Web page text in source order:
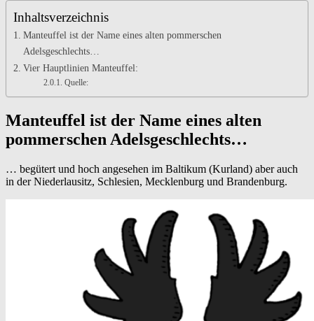
Inhaltsverzeichnis
Manteuffel ist der Name eines alten pommerschen
Adelsgeschlechts…
Vier Hauptlinien Manteuffel:
Quelle:
Manteuffel ist der Name eines alten
pommerschen Adelsgeschlechts…
… begütert und hoch angesehen im Baltikum (Kurland) aber auch
in der Niederlausitz, Schlesien, Mecklenburg und Brandenburg.